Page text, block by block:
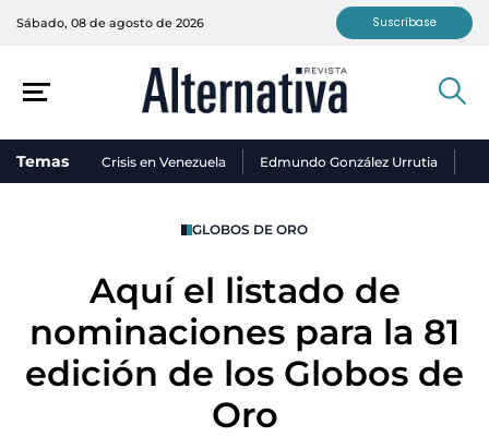
Sábado, 08 de agosto de 2026 Suscríbase
Temas Crisis en Venezuela Edmundo González Urrutia
GLOBOS DE ORO
Aquí el listado de
nominaciones para la 81
edición de los Globos de
Oro